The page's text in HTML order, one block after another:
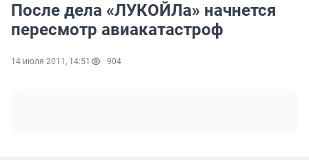
После дела «ЛУКОЙЛа» начнется
пересмотр авиакатастроф
14 июля 2011, 14:51 904